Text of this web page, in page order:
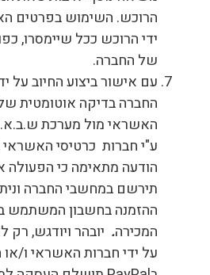
הרוכש. השימוש בפרטים
ידי הרוכש ככל שיימסרו,
של החברה.
עם אישור ביצוע החיוב על
החברה בדיקה אוטומטית
האשראי מול מערכת
ע"י חברות כרטיסי האשראי
הודעה מתאימה כי הפעולה
תירשם במחשבי החברה
ההזמנה בחשבון המשתמש
המכירה. יובהר ויודגש,
על ידי חברות האשראי ו/